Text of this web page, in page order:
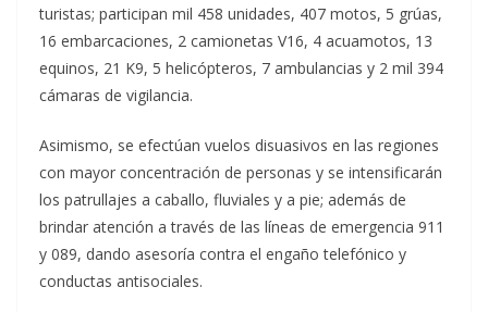
turistas; participan mil 458 unidades, 407 motos, 5 grúas,
16 embarcaciones, 2 camionetas V16, 4 acuamotos, 13
equinos, 21 K9, 5 helicópteros, 7 ambulancias y 2 mil 394
cámaras de vigilancia.
Asimismo, se efectúan vuelos disuasivos en las regiones
con mayor concentración de personas y se intensificarán
los patrullajes a caballo, fluviales y a pie; además de
brindar atención a través de las líneas de emergencia 911
y 089, dando asesoría contra el engaño telefónico y
conductas antisociales.